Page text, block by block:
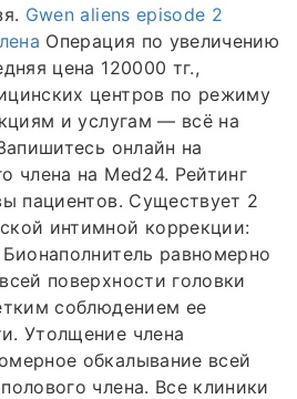
Gwen aliens episode 2
Операция по увеличению
цена 120000 тг.,
центров по режиму
и услугам — всё на
онлайн на
члена на Med24. Рейтинг
пациентов. Существует 2
интимной коррекции:
равномерно
поверхности головки
соблюдением ее
Утолщение члена
обкалывание всей
члена. Все клиники